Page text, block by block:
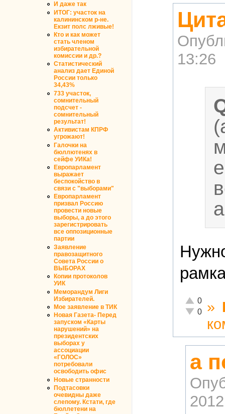
И даже так
ИТОГ: участок на
калининском р-не.
Екзит полс лживые!
Кто и как может
стать членом
избирательной
комиссии и др.?
Статистический
анализ дает Единой
России только
34,43%
733 участок,
сомнительный
подсчет -
сомнительный
результат!
Активистам КПРФ
угрожают!
Галочки на
бюллютенях в
сейфе УИКа!
Европарламент
выражает
беспокойство в
связи с "выборами"
Европарламент
призвал Россию
провести новые
выборы, а до этого
зарегистрировать
все оппозиционные
партии
Заявление
правозащитного
Совета России о
ВЫБОРАХ
Копии протоколов
УИК
Меморандум Лиги
Избирателей.
Мое заявление в ТИК
Новая Газета- Перед
запуском «Карты
нарушений» на
президентских
выборах у
ассоциации
«ГОЛОС»
потребовали
освободить офис
Новые странности
Подтасовки
очевидны даже
слепому. Кстати, где
бюллетени на
13:26
Отлично!
0
0 »
а